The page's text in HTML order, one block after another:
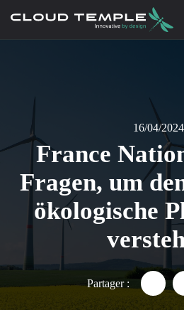
16/04/2024
France
Fragen, um
ökologische
Partager :